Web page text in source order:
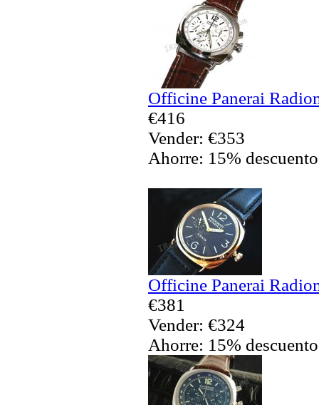
Officine Panerai
€416
Vender: €353
Ahorre: 15% descuento
Officine Panerai
€381
Vender: €324
Ahorre: 15% descuento